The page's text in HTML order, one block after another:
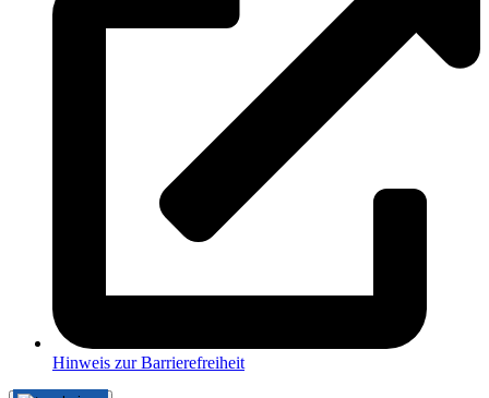
Hinweis zur Barrierefreiheit